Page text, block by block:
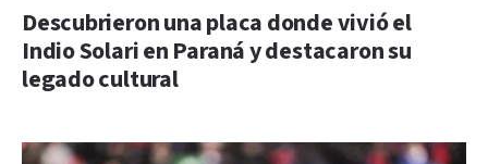
Descubrieron una placa donde vivió el
Indio Solari en Paraná y destacaron su
legado cultural